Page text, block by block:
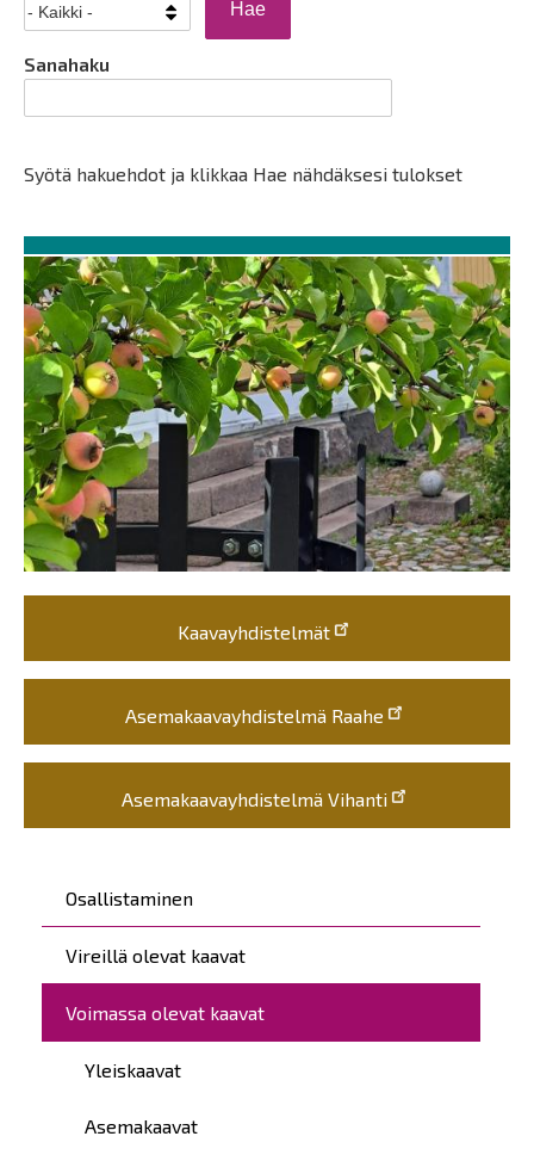
Päävalikko
Osallistaminen
Vireillä olevat kaavat
Voimassa olevat kaavat
Yleiskaavat
Asemakaavat
Sanahaku
Syötä hakuehdot ja klikkaa Hae nähdäksesi tulokset
Kaavayhdistelmät
Asemakaavayhdistelmä Raahe
Asemakaavayhdistelmä Vihanti